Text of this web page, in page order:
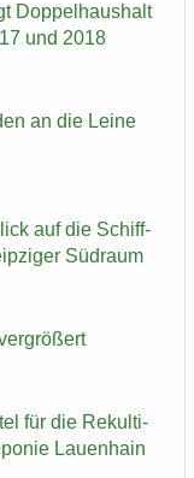
Dop­pel­haus­halt
und 2018
an die Leine
auf die Schiff­
Süd­raum
für die Re­kul­ti­
Lau­en­hain